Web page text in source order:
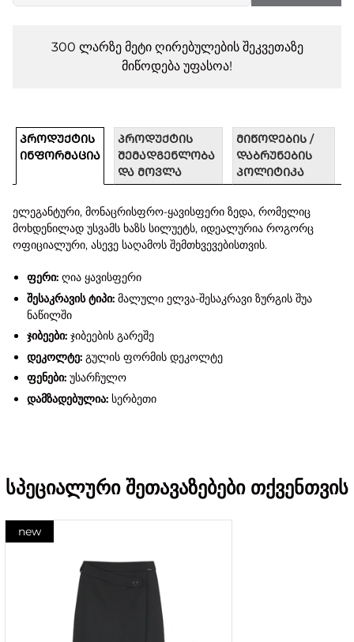
300 ლარზე მეტი ღირებულების შეკვეთაზე
მიწოდება უფასოა!
ᲞᲠᲝᲓᲣᲥᲢᲘᲡ
ᲘᲜᲤᲝᲠᲛᲐᲪᲘᲐ
ᲞᲠᲝᲓᲣᲥᲢᲘᲡ
ᲨᲔᲛᲐᲓᲒᲔᲜᲚᲝᲑᲐ
ᲓᲐ ᲛᲝᲕᲚᲐ
ᲛᲘᲬᲝᲓᲔᲑᲘᲡ /
ᲓᲐᲑᲠᲣᲜᲔᲑᲘᲡ
ᲞᲝᲚᲘᲢᲘᲙᲐ
ელეგანტური, მონაცრისფრო-ყავისფერი ზედა, რომელიც
მოხდენილად უსვამს ხაზს სილუეტს, იდეალურია როგორც
ოფიციალური, ასევე საღამოს შემთხვევებისთვის.
ფერი:ღია ყავისფერი
შესაკრავის ტიპი:მალული ელვა-შესაკრავი ზურგის შუა
ნაწილში
ჯიბეები:ჯიბეების გარეშე
დეკოლტე:გულის ფორმის დეკოლტე
ფენები:უსარჩულო
დამზადებულია:სერბეთი
სპეციალური შეთავაზებები თქვენთვის
new